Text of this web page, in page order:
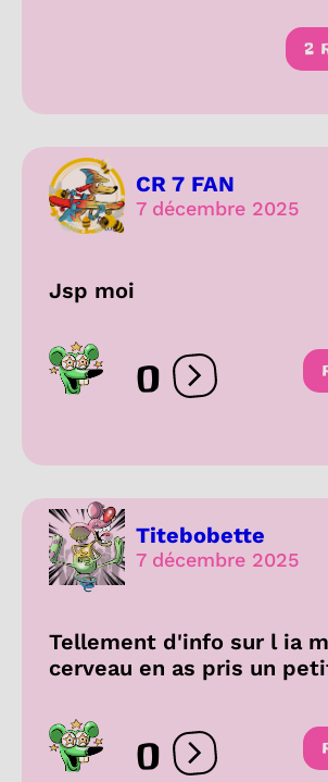
2
CR 7 FAN
7 décembre 2025
Jsp moi
0 Ouvrir les
Titebobette
7 décembre 2025
Tellement d'info sur l ia
cerveau en as pris un
0 Ouvrir les